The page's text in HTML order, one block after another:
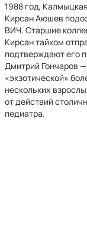
1988 год,
Кирсан Аюшев
ВИЧ. Старшие
Кирсан тайком
подтверждают его
Дмитрий Гончаров
«экзотической»
нескольких
от действий
педиатра.